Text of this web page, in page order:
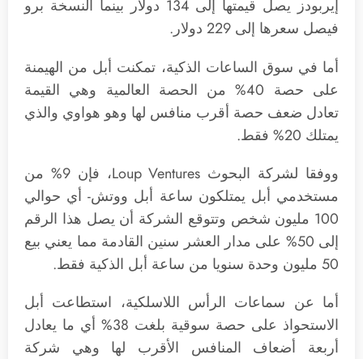
إيربودز يصل قيمتها إلى 134 دولار بينما النسخة برو
فيصل سعرها إلى 229 دولار.
أما في سوق الساعات الذكية، تمكنت أبل من الهيمنة
على حصة 40% من الحصة العالمية وهي القيمة
تعادل ضعف حصة أقرب منافس لها وهو هواوي والذي
يمتلك 20% فقط.
ووفقا لشركة البحوث Loup Ventures، فإن 9% من
مستخدمي أبل يمتلكون ساعة أبل ووتش- أي حوالي
100 مليون شخص وتتوقع الشركة أن يصل هذا الرقم
إلى 50% على مدار العشر سنين القادمة مما يعني بيع
50 مليون وحدة سنويا من ساعة أبل الذكية فقط.
أما عن سماعات الرأس اللاسلكية، استطاعت أبل
الاستحواذ على حصة سوقية بلغت 38% أي ما يعادل
أربعة أضعاف المنافس الأقرب لها وهي شركة